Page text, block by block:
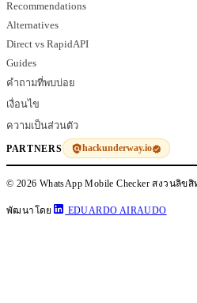
Recommendations
Alternatives
Direct vs RapidAPI
Guides
คำถามที่พบบ่อย
เงื่อนไข
ความเป็นส่วนตัว
PARTNERS hackunderway.io
© 2026 WhatsApp Mobile Checker สงวนลิข
พัฒนาโดย EDUARDO AIRAUDO